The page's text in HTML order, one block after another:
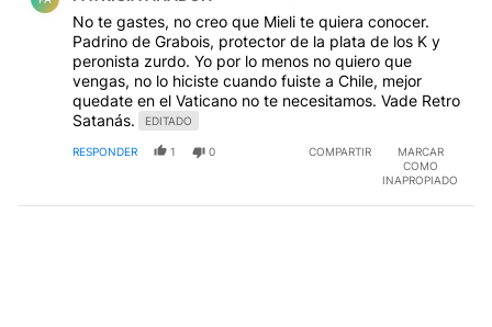
No te gastes, no creo que Mieli te quiera conocer.
Padrino de Grabois, protector de la plata de los K y
peronista zurdo. Yo por lo menos no quiero que
vengas, no lo hiciste cuando fuiste a Chile, mejor
quedate en el Vaticano no te necesitamos. Vade Retro
Satanás.
EDITADO
RESPONDER 1 0 COMPARTIR
MARCAR
COMO
INAPROPIADO